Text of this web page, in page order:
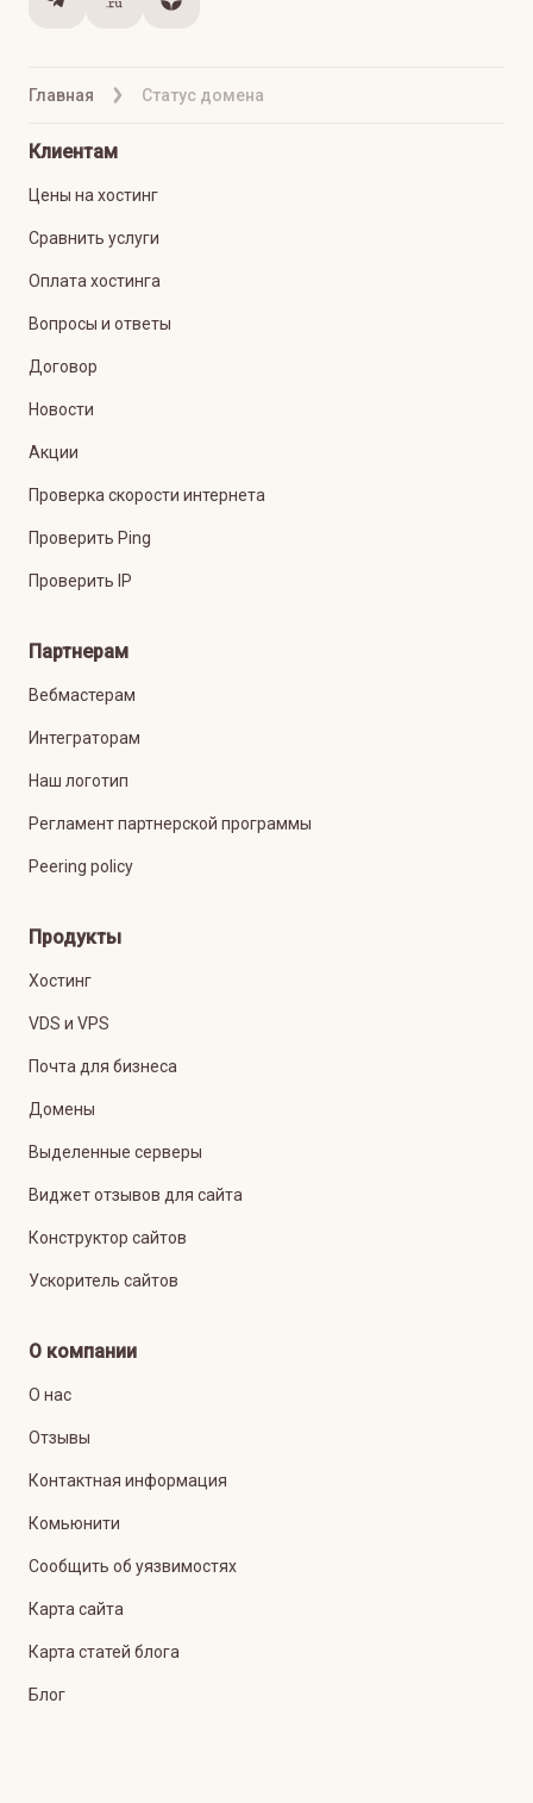
Главная Статус домена
Клиентам
Цены на хостинг
Сравнить услуги
Оплата хостинга
Вопросы и ответы
Договор
Новости
Акции
Проверка скорости интернета
Проверить Ping
Проверить IP
Партнерам
Вебмастерам
Интеграторам
Наш логотип
Регламент партнерской программы
Peering policy
Продукты
Хостинг
VDS и VPS
Почта для бизнеса
Домены
Выделенные серверы
Виджет отзывов для сайта
Конструктор сайтов
Ускоритель сайтов
О компании
О нас
Отзывы
Контактная информация
Комьюнити
Сообщить об уязвимостях
Карта сайта
Карта статей блога
Блог